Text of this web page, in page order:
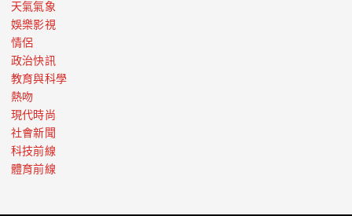
天氣氣象
娛樂影視
情侶
政治快訊
教育與科學
熱吻
現代時尚
社會新聞
科技前線
體育前線